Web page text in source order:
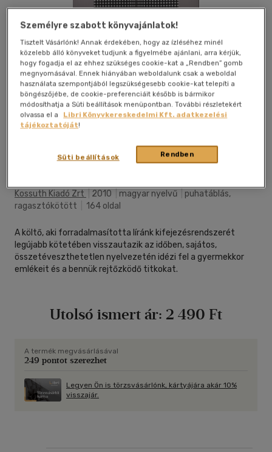
Megosztom
Kossuth Kiadó Zrt 2010 magyar nyelvű
puhatáblás,
ragasztókötött
164 oldal
A költő, aki forradalmasította líránk kifejezésrendszerét
legújabb kötetében visszautazik az időben, sajátos,
összetéveszthetetlen nyelvezetén idézi fel a gyermekkor
emlékeit és a bennük rejtőzködő titkokat.
Utolsó ismert ár: 2 490 Ft
A termék megvásárlásával
249 pontot szerezhet
Legyen Ön is törzsvásárlónk, kártyájára akár 10%
visszajár.
Személyre szabott könyvajánlatok!
Tisztelt Vásárlónk! Annak érdekében, hogy az ízléséhez minél
közelebb álló könyveket tudjunk a figyelmébe ajánlani, arra kérjük,
hogy fogadja el az ehhez szükséges cookie-kat a „Rendben” gomb
megnyomásával. Ennek hiányában weboldalunk csak a weboldal
használata szempontjából legszükségesebb cookie-kat telepíti a
böngészőjébe, de cookie-preferenciáit később is bármikor
módosíthatja a Süti beállítások menüpontban. További részletekért
olvassa el a
Libri Könyvkereskedelmi Kft. adatkezelési
tájékoztatóját!
Rendben
Süti beállítások